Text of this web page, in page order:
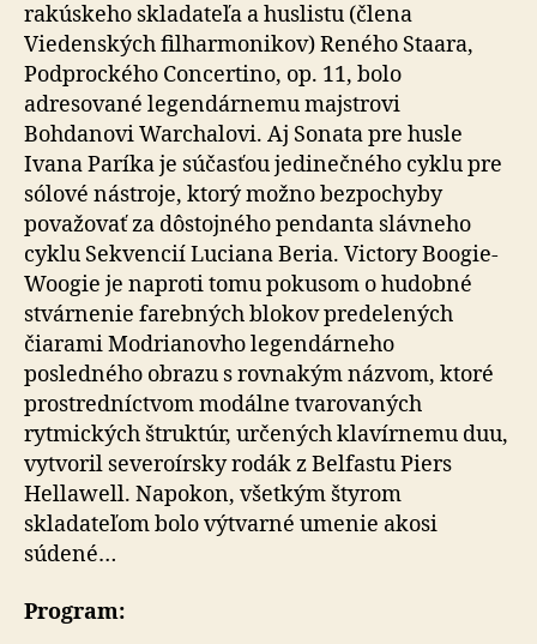
rakúskeho skladateľa a huslistu (člena
Viedenských filharmonikov) Reného Staara,
Podprockého Concertino, op. 11, bolo
adresované legendárnemu majstrovi
Bohdanovi Warchalovi. Aj Sonata pre husle
Ivana Paríka je súčasťou jedinečného cyklu pre
sólové nástroje, ktorý možno bezpochyby
považovať za dôstojného pendanta slávneho
cyklu Sekvencií Luciana Beria. Victory Boogie-
Woogie je naproti tomu pokusom o hudobné
stvárnenie farebných blokov predelených
čiarami Modrianovho legendárneho
posledného obrazu s rovnakým názvom, ktoré
prostredníctvom modálne tvarovaných
rytmických štruktúr, určených klavírnemu duu,
vytvoril severoírsky rodák z Belfastu Piers
Hellawell. Napokon, všetkým štyrom
skladateľom bolo výtvarné umenie akosi
súdené…
Program: